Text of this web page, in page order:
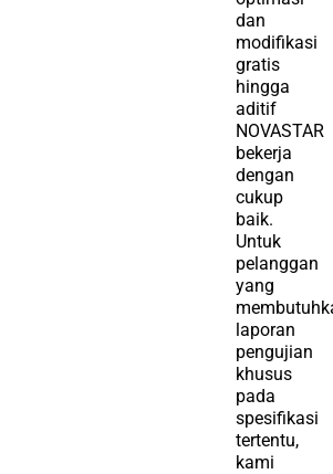
dan
modifikasi
gratis
hingga
aditif
NOVASTAR
bekerja
dengan
cukup
baik.
Untuk
pelanggan
yang
laporan
pengujian
khusus
pada
spesifikasi
tertentu,
kami